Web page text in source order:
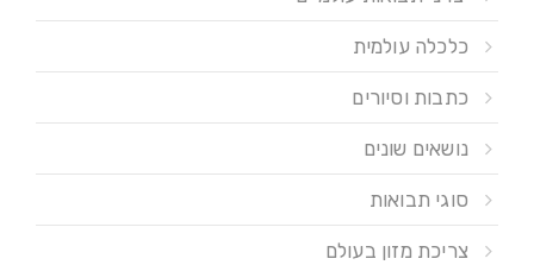
כלכלה עולמית
כתבות וסיורים
נושאים שונים
סוגי תבואות
צריכת מזון בעולם